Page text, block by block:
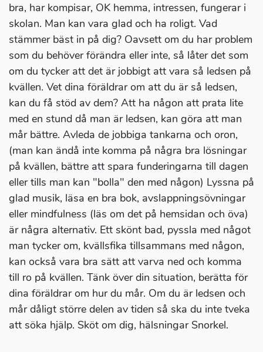
bra, har kompisar, OK hemma, intressen, fungerar i
skolan. Man kan vara glad och ha roligt. Vad
stämmer bäst in på dig? Oavsett om du har problem
som du behöver förändra eller inte, så låter det som
om du tycker att det är jobbigt att vara så ledsen på
kvällen. Vet dina föräldrar om att du är så ledsen,
kan du få stöd av dem? Att ha någon att prata lite
med en stund då man är ledsen, kan göra att man
mår bättre. Avleda de jobbiga tankarna och oron,
(man kan ändå inte komma på några bra lösningar
på kvällen, bättre att spara funderingarna till dagen
eller tills man kan "bolla" den med någon) Lyssna på
glad musik, läsa en bra bok, avslappningsövningar
eller mindfulness (läs om det på hemsidan och öva)
är några alternativ. Ett skönt bad, pyssla med något
man tycker om, kvällsfika tillsammans med någon,
kan också vara bra sätt att varva ned och komma
till ro på kvällen. Tänk över din situation, berätta för
dina föräldrar om hur du mår. Om du är ledsen och
mår dåligt större delen av tiden så ska du inte tveka
att söka hjälp. Sköt om dig, hälsningar Snorkel.